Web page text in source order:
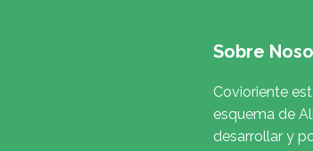
Sobre
Covioriente
esquema de
desarrollar y